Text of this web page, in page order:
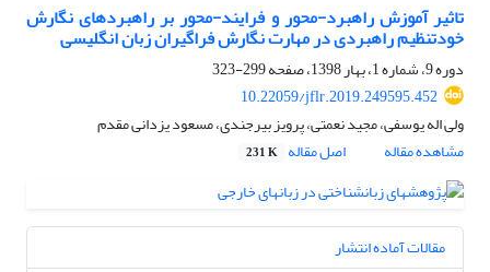
تاثیر آموزش راهبرد-محور و فرایند-محور بر راهبردهای نگارش
خودتنظیم راهبردی در مهارت نگارش فراگیران زبان انگلیسی
دوره 9، شماره 1، بهار 1398، صفحه
299-323
10.22059/jflr.2019.249595.452
ولی اله یوسفی، مجید نعمتی، پرویز بیرجندی، مسعود یزدانی مقدم
مشاهده مقاله
اصل مقاله 231 K
مقالات آماده انتشار